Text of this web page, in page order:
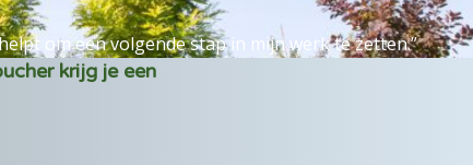
om een volgende stap in mijn werk te zetten.”
krijg je een